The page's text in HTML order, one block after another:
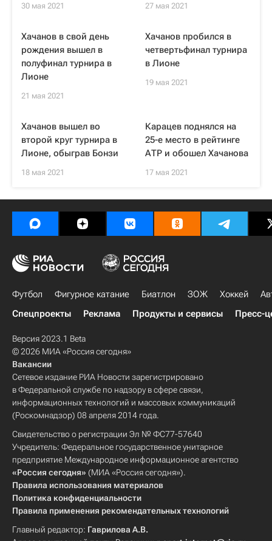
30 мая 2021 27 мая 2021
Хачанов в свой день
рождения вышел в
полуфинал турнира в
Лионе
21 мая 2021
Хачанов пробился в
четвертьфинал турнира
в Лионе
19 мая 2021
Хачанов вышел во
второй круг турнира в
Лионе, обыграв Бонзи
18 мая 2021
Карацев поднялся на
25-е место в рейтинге
АТР и обошел Хачанова
17 мая 2021
Футбол Фигурное катание Биатлон ЗОЖ Хоккей
Спецпроекты
Реклама Продукты и сервисы Пресс-
Версия 2023.1 Beta
© 2026 МИА «Россия сегодня»
Вакансии
Сетевое издание РИА Новости зарегистрировано
в Федеральной службе по надзору в сфере связи,
информационных технологий и массовых коммуникаций
(Роскомнадзор) 08 апреля 2014 года.
Свидетельство о регистрации Эл № ФС77-57640
Учредитель: Федеральное государственное унитарное
предприятие Международное информационное агентство
«Россия сегодня» (МИА «Россия сегодня»).
Правила использования материалов
Политика конфиденциальности
Правила применения рекомендательных технологий
Главный редактор: Гаврилова А.В.